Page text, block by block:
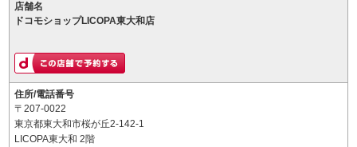
店舗名
ドコモショップLICOPA東大和店
住所/電話番号
〒207-0022
東京都東大和市桜が丘2-142-1
LICOPA東大和 2階